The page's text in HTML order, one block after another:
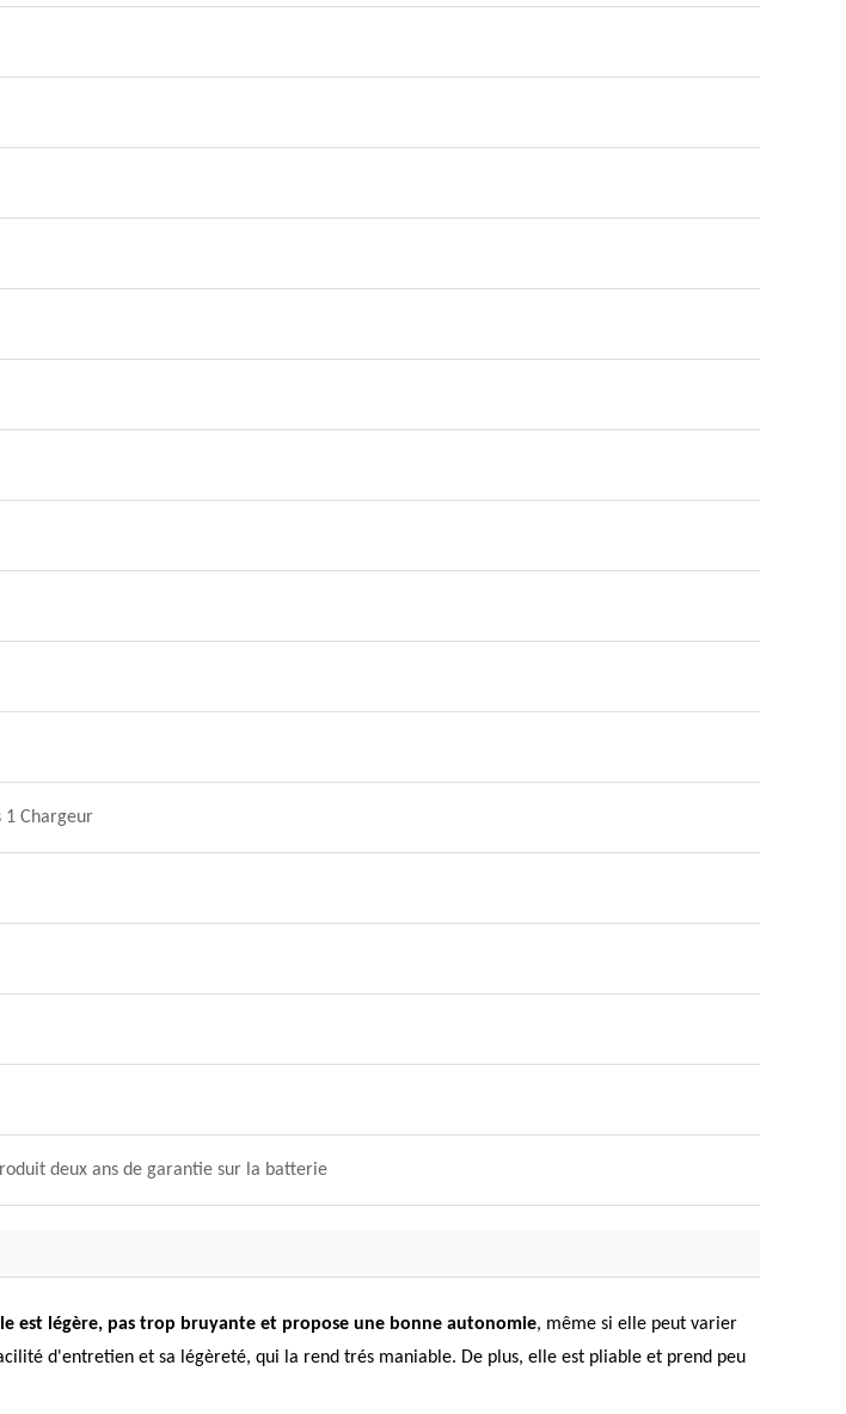
1 Chargeur
deux ans de garantie sur la batterie
est légère, pas trop bruyante et propose une bonne autonomie, même si elle peut varier
d'entretien et sa légèreté, qui la rend trés maniable. De plus, elle est pliable et prend peu